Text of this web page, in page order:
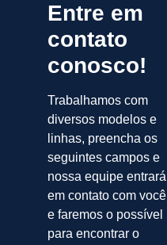
Entre em
contato
conosco!
Trabalhamos com
diversos modelos e
linhas, preencha os
seguintes campos e
nossa equipe entrará
em contato com você
e faremos o possível
para encontrar o